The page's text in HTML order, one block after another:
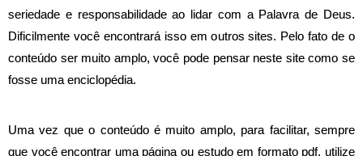
seriedade e responsabilidade ao lidar com a Palavra de Deus.
Dificilmente você encontrará isso em outros sites. Pelo fato de o
conteúdo ser muito amplo, você pode pensar neste site como se
fosse uma enciclopédia.
Uma vez que o conteúdo é muito amplo, para facilitar, sempre
que você encontrar uma página ou estudo em formato pdf, utilize